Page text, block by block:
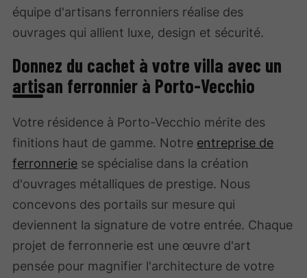
équipe d'artisans ferronniers réalise des
ouvrages qui allient luxe, design et sécurité.
Donnez du cachet à votre villa avec un
artisan ferronnier à Porto-Vecchio
Votre résidence à Porto-Vecchio mérite des
finitions haut de gamme. Notre entreprise de
ferronnerie se spécialise dans la création
d'ouvrages métalliques de prestige. Nous
concevons des portails sur mesure qui
deviennent la signature de votre entrée. Chaque
projet de ferronnerie est une œuvre d'art
pensée pour magnifier l'architecture de votre